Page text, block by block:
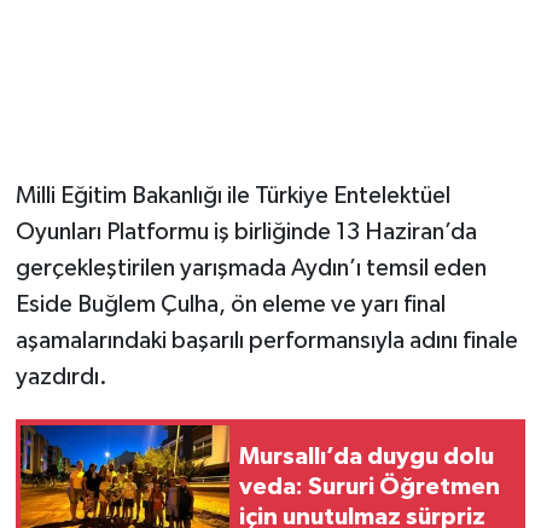
Milli Eğitim Bakanlığı ile Türkiye Entelektüel
Oyunları Platformu iş birliğinde 13 Haziran’da
gerçekleştirilen yarışmada Aydın’ı temsil eden
Eside Buğlem Çulha, ön eleme ve yarı final
aşamalarındaki başarılı performansıyla adını finale
yazdırdı.
Mursallı’da duygu dolu
veda: Sururi Öğretmen
için unutulmaz sürpriz